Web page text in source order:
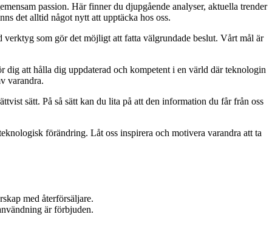
passion. Här finner du djupgående analyser, aktuella trender
det alltid något nytt att upptäcka hos oss.
som gör det möjligt att fatta välgrundade beslut. Vårt mål är
att hålla dig uppdaterad och kompetent i en värld där teknologin
varandra.
sätt. På så sätt kan du lita på att den information du får från oss
förändring. Låt oss inspirera och motivera varandra att ta
med återförsäljare.
är förbjuden.